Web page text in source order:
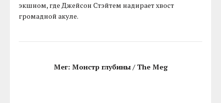
экшном, где Джейсон Стэйтем надирает хвост
громадной акуле.
Мег: Монстр глубины / The Meg